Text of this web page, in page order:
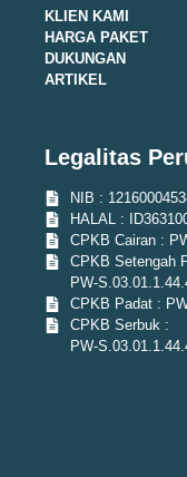
KLIEN KAMI
HARGA PAKET
DUKUNGAN
ARTIKEL
Legalitas
NIB :
HALAL :
CPKB Cairan :
CPKB Setengah
PW-
CPKB Padat :
CPKB Serbuk :
PW-